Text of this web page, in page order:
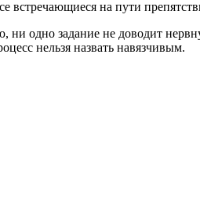
встречающиеся на пути
ни одно задание не доводит
нельзя назвать навязчивым.